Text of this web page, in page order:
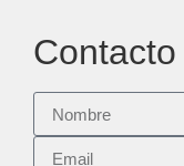
Contacto